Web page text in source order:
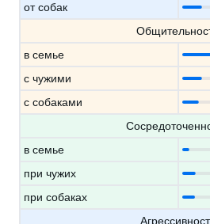
от собак
в семье
с чужими
с собаками
в семье
при чужих
при собаках